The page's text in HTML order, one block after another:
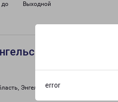
error
до
Выходной
Энгельс, Промышленная